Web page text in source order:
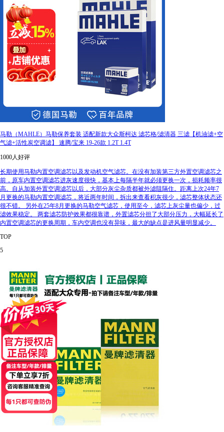
马勒（MAHLE）马勒保养套装 适配新款大众斯柯达 滤芯格/滤清器 三滤【机油滤+空
气滤+活性炭空调滤】 速腾/宝来 19-26款 1.2T 1.4T
1000人好评
长期使用马勒内置空调滤芯以及发动机空气滤芯。在没有加装第三方外置空调滤芯之
前，原车内置空调滤芯进灰速度很快，基本上每隔半年就必须更换一次，损耗频率很
高。自从加装外置空调滤芯以后，大部分灰尘杂质都被外滤阻隔住。距离上次24年7
月更换的马勒内置空调滤芯，将近两年时间，拆出来查看积灰很少，滤芯整体状态还
很不错。 另外在25年8月更换的马勒空气滤芯，使用至今，滤芯上灰尘量也偏少，过
滤效果稳定。 两套滤芯防护效果都很靠谱，外置滤芯分担了大部分压力，大幅延长了
内置空调滤芯的更换周期，车内空调也没有异味，最大的缺点是进风量明显减少。
TOP
5